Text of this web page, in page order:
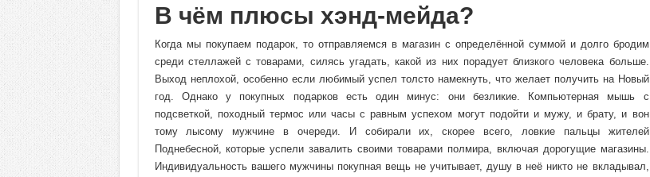
В чём плюсы хэнд-мейда?
Когда мы покупаем подарок, то отправляемся в магазин с определённой суммой и долго бродим
среди стеллажей с товарами, силясь угадать, какой из них порадует близкого человека больше.
Выход неплохой, особенно если любимый успел толсто намекнуть, что желает получить на Новый
год. Однако у покупных подарков есть один минус: они безликие. Компьютерная мышь с
подсветкой, походный термос или часы с равным успехом могут подойти и мужу, и брату, и вон
тому лысому мужчине в очереди. И собирали их, скорее всего, ловкие пальцы жителей
Поднебесной, которые успели завалить своими товарами полмира, включая дорогущие магазины.
Индивидуальность вашего мужчины покупная вещь не учитывает, душу в неё никто не вкладывал,